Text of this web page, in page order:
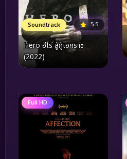
Soundtrack 5.5
Hero ฮีโร่ สู้กู้เอกราช
(2022)
Full HD